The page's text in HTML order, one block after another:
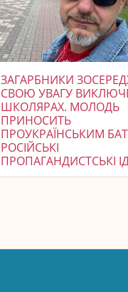
ЗАГАРБНИКИ
СВОЮ УВАГУ
ШКОЛЯРАХ. МОЛОДЬ
ПРИНОСИТЬ
ПРОУКРАЇНСЬКИМ
РОСІЙСЬКІ
ПРОПАГАНДИСТСЬКІ